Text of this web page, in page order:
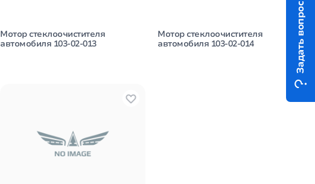
Мотор стеклоочистителя
автомобиля 103-02-013
Мотор стеклоочистителя
автомобиля 103-02-014
Задать вопрос